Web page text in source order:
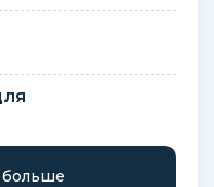
расход
больше